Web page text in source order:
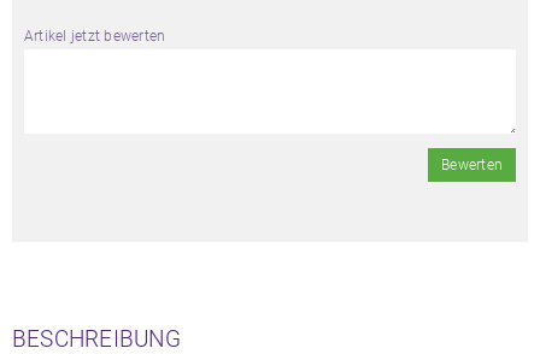
Artikel jetzt bewerten
Bewerten
BESCHREIBUNG